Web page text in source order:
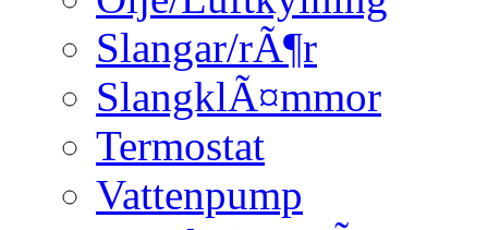
Slangar/rÃ¶r
SlangklÃ¤mmor
Termostat
Vattenpump